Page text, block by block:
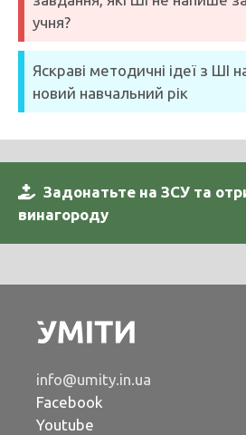
учня?
Яскраві методичні ідеї з ШІ
новий навчальний рік
Задонатьте на ЗСУ та
винагороду
info@umity.in.ua
Facebook
Youtube